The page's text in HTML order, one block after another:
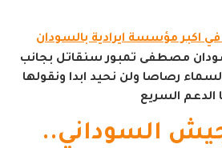
مصطفى تمبور سنقاتل بجانب
رصاصا ولن نحيد ابدا ونقولها
السريع
السوداني..